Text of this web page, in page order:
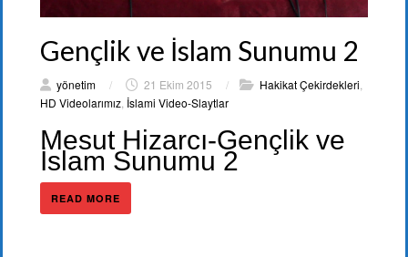
Gençlik ve İslam Sunumu 2
yönetim / 21 Ekim 2015 / Hakikat Çekirdekleri
HD Videolarımız İslami Video-Slaytlar
Mesut Hizarcı-Gençlik ve
İslam Sunumu 2
READ MORE